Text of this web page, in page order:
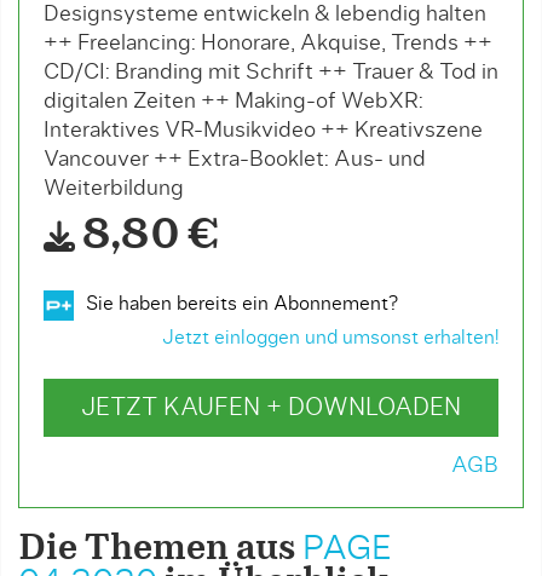
Designsysteme entwickeln & lebendig halten
++ Freelancing: Honorare, Akquise, Trends ++
CD/CI: Branding mit Schrift ++ Trauer & Tod in
digitalen Zeiten ++ Making-of WebXR:
Interaktives VR-Musikvideo ++ Kreativszene
Vancouver ++ Extra-Booklet: Aus- und
Weiterbildung
8,80 €
Sie haben bereits ein Abonnement?
Jetzt einloggen und umsonst erhalten!
JETZT KAUFEN + DOWNLOADEN
AGB
Die Themen aus PAGE